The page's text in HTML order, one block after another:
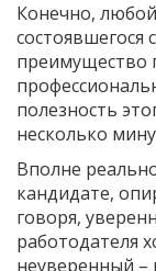
Конечно,
состоявшегося
преимущество
полезность
несколько
Вполне
кандидате,
говоря,
работодателя
неуверенный –